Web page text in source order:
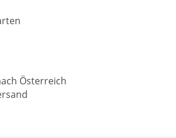
Österreich